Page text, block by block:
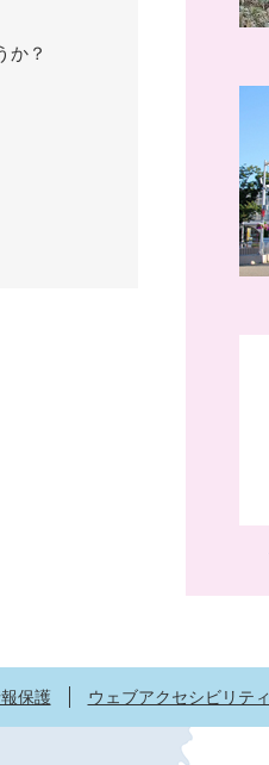
か？
保護 ウェブアクセシビリティ